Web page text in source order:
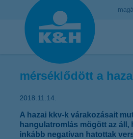
mérséklődött a
2018.11.14.
A hazai kkv-k várakozásait
hangulatromlás mögött az
inkább negatívan hatottak